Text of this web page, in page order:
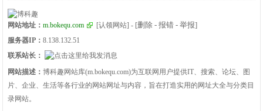
网站地址：m.bokequ.com [认领网站] - [删除 - 报错 - 举报]
服务器IP：8.138.132.51
联系站长：
网站描述：博科趣网站库(m.bokequ.com)为互联网用户提供IT、搜索、论坛、图
片、企业、生活等各行业的网站网址与内容，旨在打造实用的网址大全与分类目
录网站。